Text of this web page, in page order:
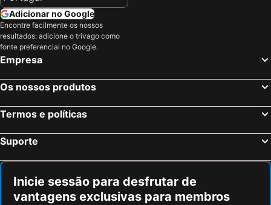
Adicionar no Google
Encontre facilmente os nossos
resultados: adicione o trivago como
fonte preferencial no Google.
Empresa
Os nossos produtos
Termos e políticas
Suporte
Inicie sessão para desfrutar de
vantagens exclusivas para membros